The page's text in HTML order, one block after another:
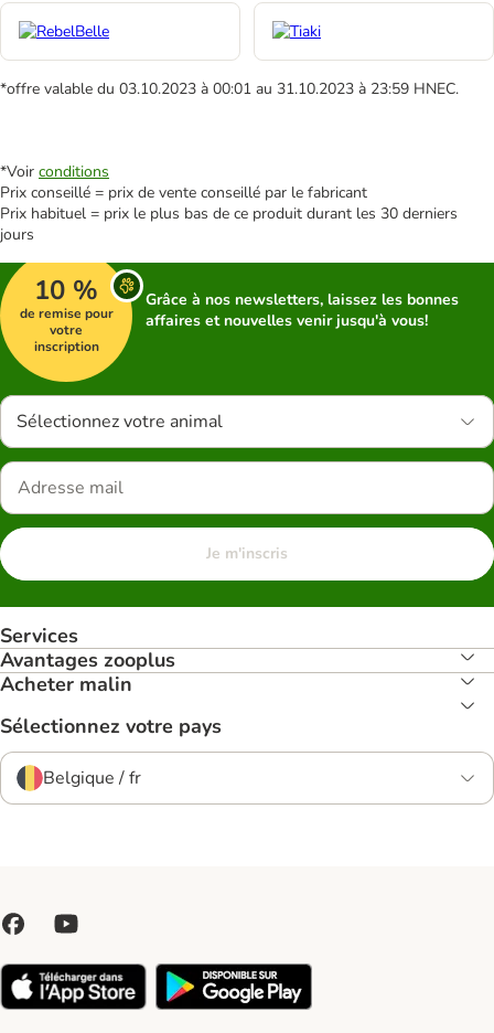
*offre valable du 03.10.2023 à 00:01 au 31.10.2023 à 23:59 HNEC.
*Voir conditions
Prix conseillé = prix de vente conseillé par le fabricant
Prix habituel = prix le plus bas de ce produit durant les 30 derniers
jours
10 %
de remise pour
votre
inscription
Grâce à nos newsletters, laissez les bonnes
affaires et nouvelles venir jusqu'à vous!
Sélectionnez votre animal
Je m'inscris
Services
Avantages zooplus
Acheter malin
Sélectionnez votre pays
Belgique / fr